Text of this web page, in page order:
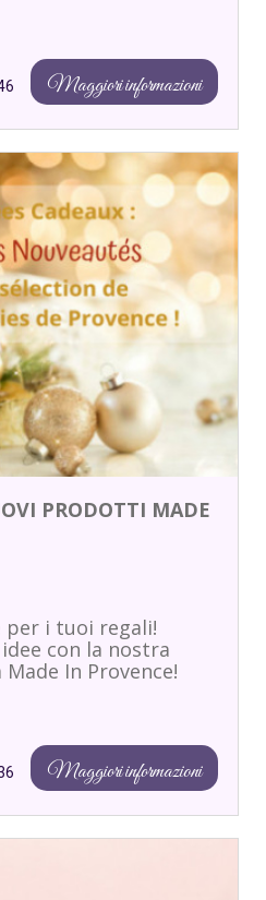
Maggiori informazioni
PRODOTTI MADE
per i tuoi regali!
con la nostra
In Provence!
Maggiori informazioni